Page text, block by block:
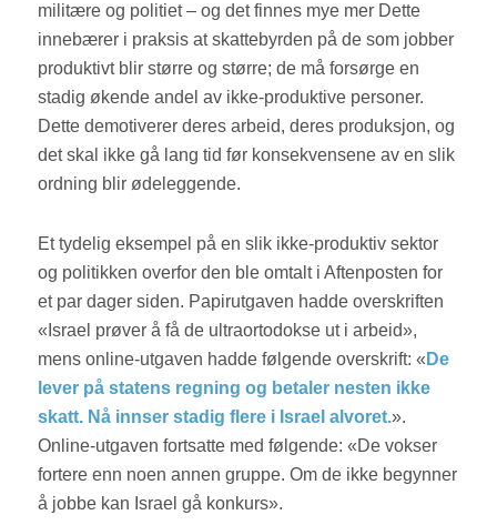
militære og politiet – og det finnes mye mer Dette
innebærer i praksis at skattebyrden på de som jobber
produktivt blir større og større; de må forsørge en
stadig økende andel av ikke-produktive personer.
Dette demotiverer deres arbeid, deres produksjon, og
det skal ikke gå lang tid før konsekvensene av en slik
ordning blir ødeleggende.
Et tydelig eksempel på en slik ikke-produktiv sektor
og politikken overfor den ble omtalt i Aftenposten for
et par dager siden. Papirutgaven hadde overskriften
«Israel prøver å få de ultraortodokse ut i arbeid»,
mens online-utgaven hadde følgende overskrift: « De
lever på statens regning og betaler nesten ikke
skatt. Nå innser stadig flere i Israel alvoret.».
Online-utgaven fortsatte med følgende: «De vokser
fortere enn noen annen gruppe. Om de ikke begynner
å jobbe kan Israel gå konkurs».